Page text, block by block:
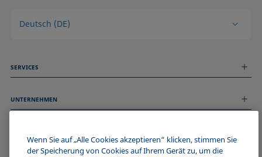
Deutsch (DE)
SERVICES
Technischer Service
UNTERNEHMEN
Stellenangebote
Impressum
Wenn Sie auf „Alle Cookies akzeptieren“ klicken, stimmen Sie
der Speicherung von Cookies auf Ihrem Gerät zu, um die